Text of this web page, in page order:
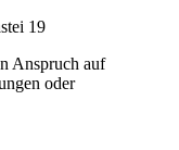
19
Anspruch auf
oder